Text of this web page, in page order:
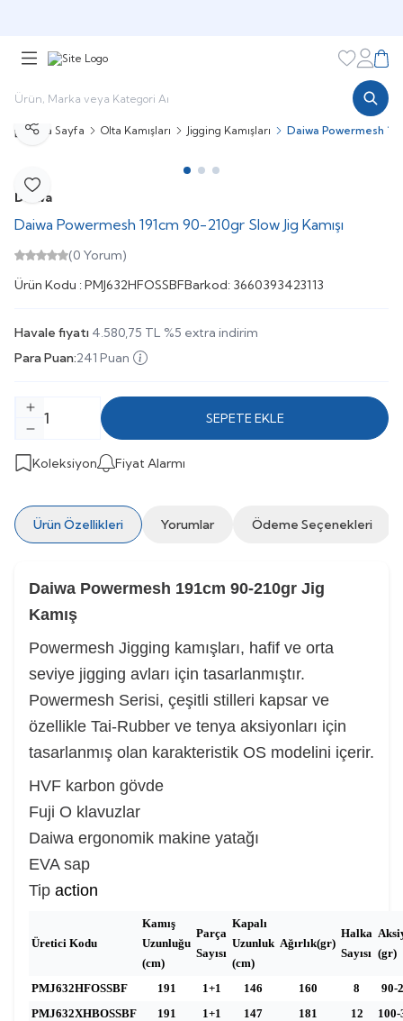
Favorilerim
Ana Sayfa Olta Kamışları Jigging Kamışları Daiwa Powermesh
Favoriye Ekle
Paylaş
Daiwa
Daiwa Powermesh 191cm 90-210gr Slow Jig Kamışı
(0 Yorum)
Ürün Kodu : PMJ632HFOSSBFBarkod: 3660393423113
Havale fiyatı 4.580,75 TL %5 extra indirim
Para Puan:241 Puan
SEPETE EKLE
Koleksiyon Fiyat Alarmı
Ürün Özellikleri Yorumlar Ödeme Seçenekleri
Daiwa Powermesh 191cm 90-210gr Jig
Kamış
Powermesh Jigging kamışları, hafif ve orta
seviye jigging avları için tasarlanmıştır.
Powermesh Serisi, çeşitli stilleri kapsar ve
özellikle Tai-Rubber ve tenya aksiyonları için
tasarlanmış olan karakteristik OS modelini içerir.
HVF karbon gövde
Fuji O klavuzlar
Daiwa ergonomik makine yatağı
EVA sap
Tip action
Üretici Kodu
Kamış
Uzunluğu
(cm)
Parça
Sayısı
Kapalı
Uzunluk
(cm)
Ağırlık(gr)
Halka
Sayısı (gr)
PMJ632HFOSSBF 191 1+1 146 160 8
90-
PMJ632XHBOSSBF
191 1+1 147 181 12